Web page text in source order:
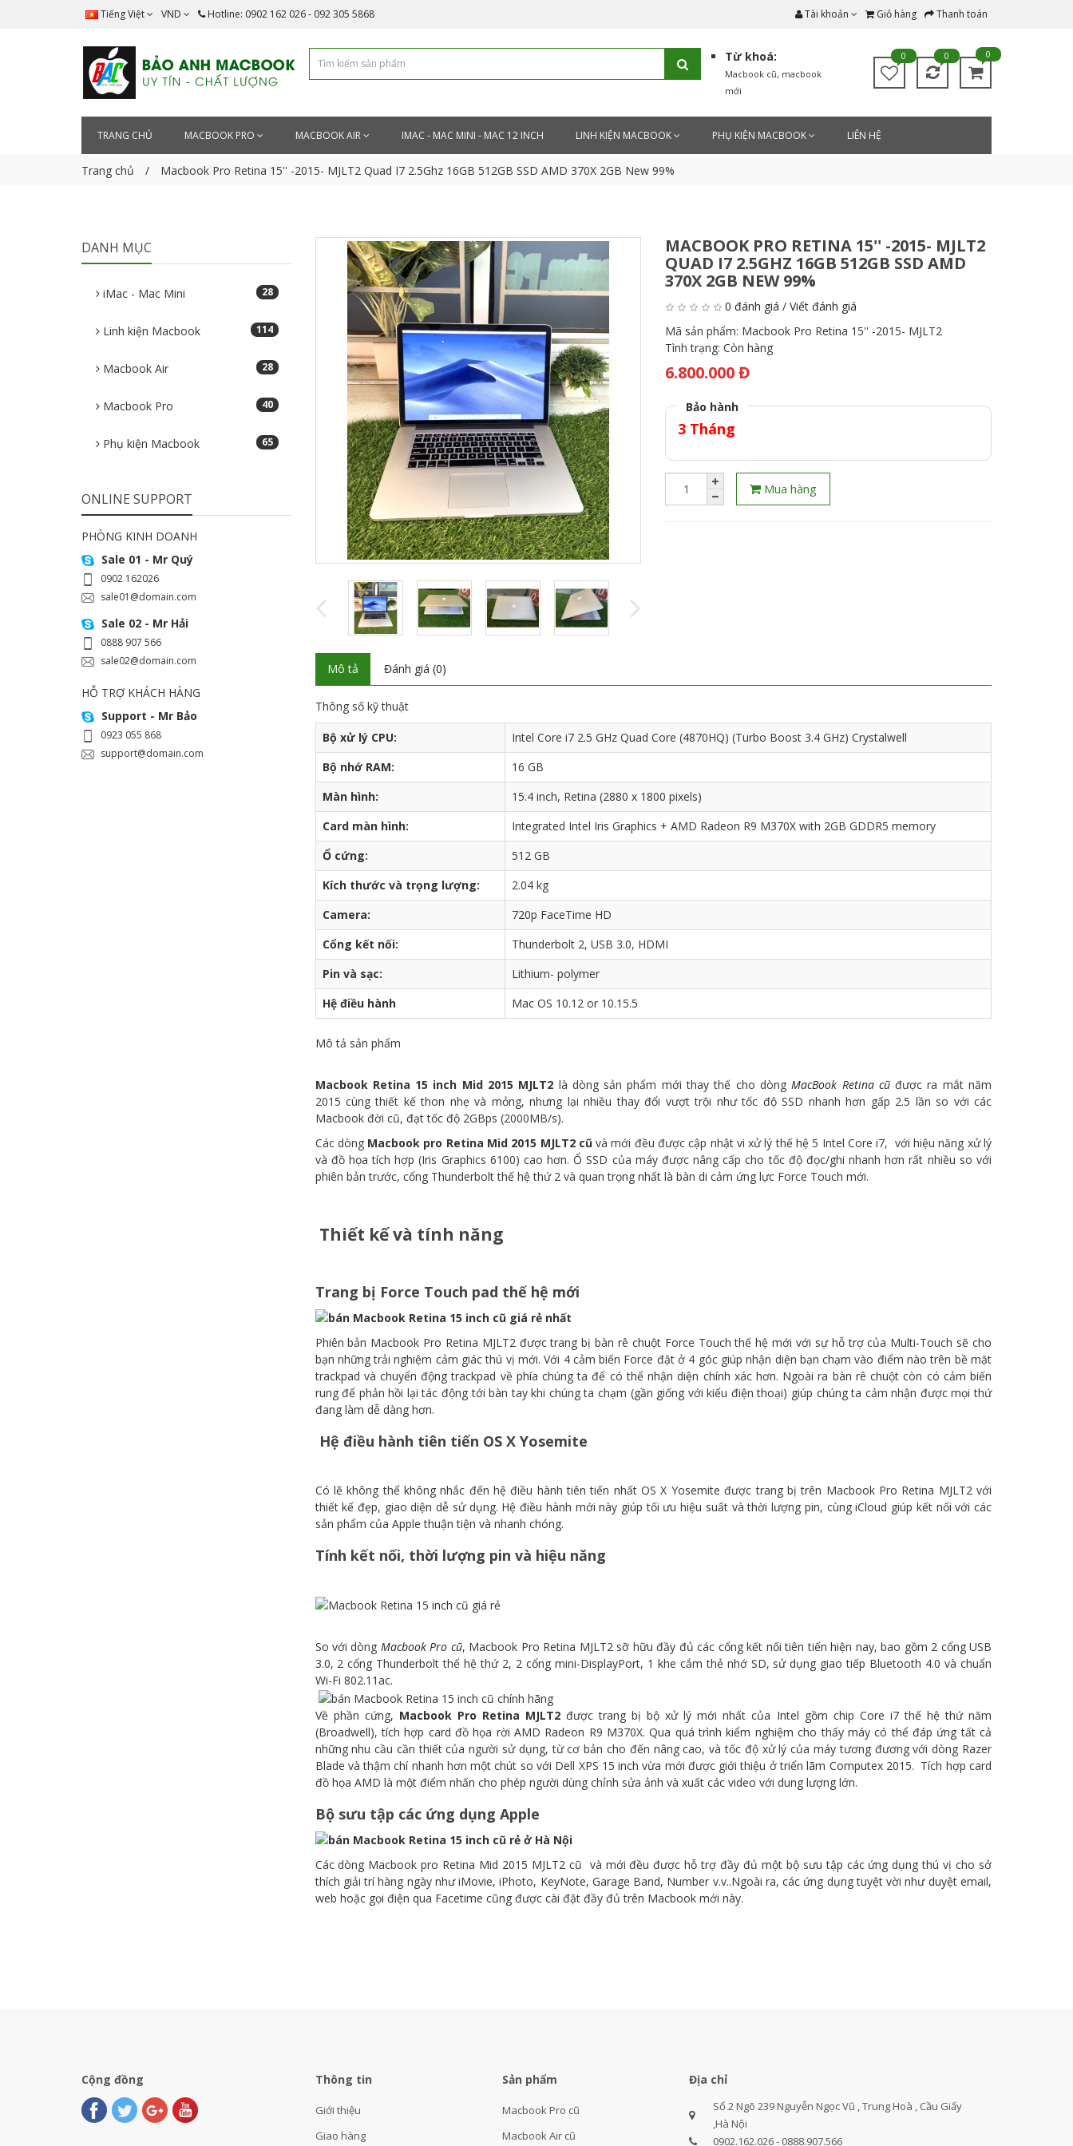
Tiếng Việt VND Hotline: 0902 162 026 - 092 305 5868 Tài khoản Giỏ hàng Thanh toán
Từ khoá:
Macbook cũ, macbook
mới
0 0 0
TRANG CHỦ MACBOOK PRO MACBOOK AIR IMAC - MAC MINI - MAC 12 INCH LINH KIỆN MACBOOK PHỤ KIỆN MACBOOK LIÊN HỆ
Trang chủ Macbook Pro Retina 15'' -2015- MJLT2 Quad I7 2.5Ghz 16GB 512GB SSD AMD 370X 2GB New 99%
DANH MỤC
iMac - Mac Mini 28
Linh kiện Macbook 114
Macbook Air 28
Macbook Pro 40
Phụ kiện Macbook 65
ONLINE SUPPORT
PHÒNG KINH DOANH
Sale 01 - Mr Quý
0902 162026
sale01@domain.com
Sale 02 - Mr Hải
0888 907 566
sale02@domain.com
HỖ TRỢ KHÁCH HÀNG
Support - Mr Bảo
0923 055 868
support@domain.com
MACBOOK PRO RETINA 15'' -2015- MJLT2
QUAD I7 2.5GHZ 16GB 512GB SSD AMD
370X 2GB NEW 99%
0 đánh giá /Viết đánh giá
Mã sản phẩm: Macbook Pro Retina 15'' -2015- MJLT2
Tình trạng:Còn hàng
6.800.000 Đ
Bảo hành
3 Tháng
Mua hàng
Mô tả Đánh giá (0)
Thông số kỹ thuật
Bộ xử lý CPU:
Intel Core i7 2.5 GHz Quad Core (4870HQ) (Turbo Boost 3.4 GHz) Crystalwell
Bộ nhớ RAM:
16 GB
Màn hình:
15.4 inch, Retina (2880 x 1800 pixels)
Card màn hình:
Integrated Intel Iris Graphics + AMD Radeon R9 M370X with 2GB GDDR5 memory
Ổ cứng:
512 GB
Kích thước và trọng lượng:
2.04 kg
Camera:
720p FaceTime HD
Cổng kết nối:
Thunderbolt 2, USB 3.0, HDMI
Pin và sạc:
Lithium- polymer
Hệ điều hành
Mac OS 10.12 or 10.15.5
Mô tả sản phẩm
Macbook Retina 15 inch Mid 2015 MJLT2 là dòng sản phẩm mới thay thế cho dòngMacBook Retina cũđược ra mắt năm
2015 cùng thiết kế thon nhẹ và mỏng, nhưng lại nhiều thay đổi vượt trội như tốc độ SSD nhanh hơn gấp 2.5 lần so với các
Macbook đời cũ, đạt tốc độ 2GBps (2000MB/s).
Các dòngMacbook pro Retina Mid 2015 MJLT2 cũ và mới đều được cập nhật vi xử lý thế hệ 5 Intel Core i7, với hiệu năng xử lý
và đồ họa tích hợp (Iris Graphics 6100) cao hơn. Ổ SSD của máy được nâng cấp cho tốc độ đọc/ghi nhanh hơn rất nhiều so với
phiên bản trước, cổng Thunderbolt thế hệ thứ 2 và quan trọng nhất là bàn di cảm ứng lực Force Touch mới.
Thiết kế và tính năng
Trang bị Force Touch pad thế hệ mới
Phiên bản Macbook Pro Retina MJLT2 được trang bị bàn rê chuột Force Touch thế hệ mới với sự hỗ trợ của Multi-Touch sẽ cho
bạn những trải nghiệm cảm giác thú vị mới. Với 4 cảm biến Force đặt ở 4 góc giúp nhận diện bạn chạm vào điểm nào trên bề mặt
trackpad và chuyển động trackpad về phía chúng ta để có thể nhận diện chính xác hơn. Ngoài ra bàn rê chuột còn có cảm biến
rung để phản hồi lại tác động tới bàn tay khi chúng ta chạm (gần giống với kiểu điện thoại) giúp chúng ta cảm nhận được mọi thứ
đang làm dễ dàng hơn.
Hệ điều hành tiên tiến OS X Yosemite
Có lẽ không thể không nhắc đến hệ điều hành tiên tiến nhất OS X Yosemite được trang bị trên Macbook Pro Retina MJLT2 với
thiết kế đẹp, giao diện dễ sử dụng. Hệ điều hành mới này giúp tối ưu hiệu suất và thời lượng pin, cùng iCloud giúp kết nối với các
sản phẩm của Apple thuận tiện và nhanh chóng.
Tính kết nối, thời lượng pin và hiệu năng
So với dòng Macbook Pro cũ, Macbook Pro Retina MJLT2 sỡ hữu đầy đủ các cổng kết nối tiên tiến hiện nay, bao gồm 2 cổng USB
3.0, 2 cổng Thunderbolt thế hệ thứ 2, 2 cổng mini-DisplayPort, 1 khe cắm thẻ nhớ SD, sử dụng giao tiếp Bluetooth 4.0 và chuẩn
Wi-Fi 802.11ac.
Về phần cứng, Macbook Pro Retina MJLT2được trang bị bộ xử lý mới nhất của Intel gồm chip Core i7 thế hệ thứ năm
(Broadwell), tích hợp card đồ họa rời AMD Radeon R9 M370X. Qua quá trình kiểm nghiệm cho thấy máy có thể đáp ứng tất cả
những nhu cầu cần thiết của người sử dụng, từ cơ bản cho đến nâng cao, và tốc độ xử lý của máy tương đương với dòng Razer
Blade và thậm chí nhanh hơn một chút so với Dell XPS 15 inch vừa mới được giới thiệu ở triển lãm Computex 2015. Tích hợp card
đồ họa AMD là một điểm nhấn cho phép người dùng chỉnh sửa ảnh và xuất các video với dung lượng lớn.
Bộ sưu tập các ứng dụng Apple
Các dòng Macbook pro Retina Mid 2015 MJLT2 cũ và mới đều được hỗ trợ đầy đủ một bộ sưu tập các ứng dụng thú vị cho sở
thích giải trí hàng ngày như iMovie, iPhoto, KeyNote, Garage Band, Number v.v..Ngoài ra, các ứng dụng tuyệt vời như duyệt email,
web hoặc gọi điện qua Facetime cũng được cài đặt đầy đủ trên Macbook mới này.
Cộng đồng Thông tin
Giới thiệu
Giao hàng
Sản phẩm
Macbook Pro cũ
Macbook Air cũ
Địa chỉ
Số 2 Ngõ 239 Nguyễn Ngọc Vũ , Trung Hoà , Cầu Giấy
,Hà Nội
0902.162.026 - 0888.907.566